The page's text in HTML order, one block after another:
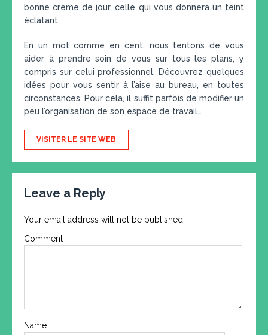
bonne crème de jour, celle qui vous donnera un teint
éclatant.
En un mot comme en cent, nous tentons de vous
aider à prendre soin de vous sur tous les plans, y
compris sur celui professionnel. Découvrez quelques
idées pour vous sentir à l’aise au bureau, en toutes
circonstances. Pour cela, il suffit parfois de modifier un
peu l’organisation de son espace de travail…
VISITER LE SITE WEB
Leave a Reply
Your email address will not be published.
Comment
Name